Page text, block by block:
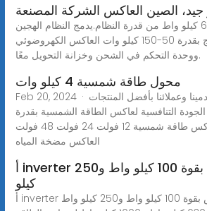
الصين العاكس الشركة المصنعة
دعم ما يصل إلى 600 كيلو واط من قدرة النظام.يدمج النظام الهجين
ذو التصميم المدمج بقدرة 50-150 كيلو وات العاكس الكهروضوئي
ووحدة التحكم في الشحن وخزانة التحويل معًا.
محول طاقة شمسية 4 كيلو وات
Feb 20, 2024 · مهمتنا هي خدمة مستخدمينا وعملائنا بأفضل المنتجات
التنافسية لعاكس الطاقة الشمسية بقدرة
4 كيلو وات، عاكس طاقة شمسية 12 فولت 24 فولت 48 فولت, Mppt
العاكس مضخة المياه
أ inverter شمسي من أتياس بقوة 100 كيلو واط و250
كيلو
أ inverter شمسي من أتياس بقوة 100 كيلو واط و250 كيلو واط